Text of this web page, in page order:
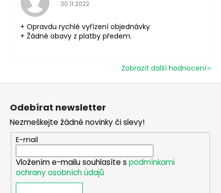
30.11.2022
+ Opravdu rychlé vyřízení objednávky
+ Žádné obavy z platby předem.
Zobrazit další hodnocení
Z
Odebírat newsletter
Nezmeškejte žádné novinky či slevy!
E-mail
Vložením e-mailu souhlasíte s podmínkami
ochrany osobních údajů